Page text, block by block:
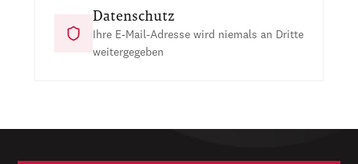
Datenschutz
Ihre E-Mail-Adresse wird niemals an Dritte
weitergegeben